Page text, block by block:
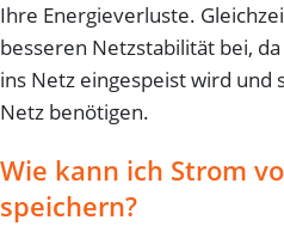
Ihre Energieverluste.
besseren Netzstabilität bei,
ins Netz eingespeist wird und
Netz benötigen.
Wie kann ich Strom
speichern?